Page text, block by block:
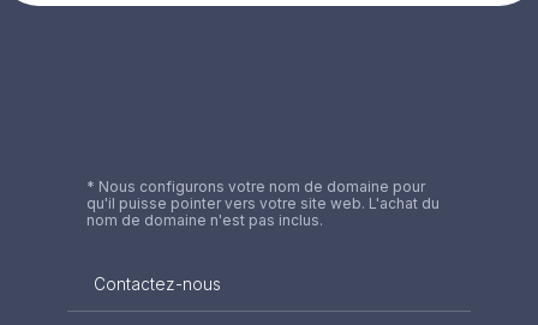
* Nous configurons votre nom de domaine pour
qu'il puisse pointer vers votre site web. L'achat du
nom de domaine n'est pas inclus.
Contactez-nous